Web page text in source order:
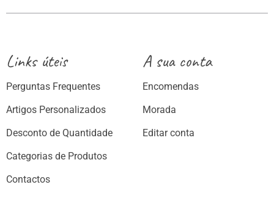
Links úteis
Perguntas Frequentes
Artigos Personalizados
Desconto de Quantidade
Categorias de Produtos
Contactos
A sua conta
Encomendas
Morada
Editar conta